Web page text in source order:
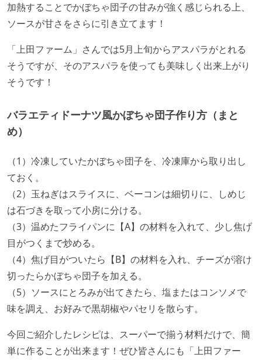
加熱することでかぼちゃ団子の甘みが強く感じられる上、
ソースが甘さをさらに引き立てます！
「上田ファーム」さんでは5月上旬からアスパラがとれる
そうですが、そのアスパラを使っても美味しく出来上がり
そうです！
バラエティドーナツ風かぼちゃ団子作り方（まと
め）
（1）冷凍していたかぼちゃ団子を、冷凍庫から取り出し
ておく。
（2）玉ねぎはスライスに、ベーコンは細切りに、しめじ
は石づきを取って小房に分ける。
（3）温めたフライパンに【A】の材料を入れて、少し焦げ
目がつくまで炒める。
（4）焦げ目がついたら【B】の材料を入れ、チーズが溶け
切ったらかぼちゃ団子を加える。
（5）ソースにとろみが出てきたら、塩またはコンソメで
味を調え、お好みで黒胡椒やパセリを散らす。
今回ご紹介したレシピは、スーパーで揃う材料だけで、簡
単に作ることが出来ます！ぜひ皆さんにも「上田ファー